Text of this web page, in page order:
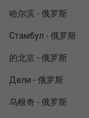
哈尔滨 - 俄罗斯
Стамбул - 俄罗斯
的北京 - 俄罗斯
Дели - 俄罗斯
乌根奇 - 俄罗斯